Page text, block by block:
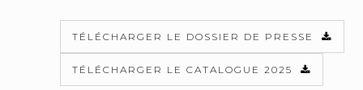
TÉLÉCHARGER LE DOSSIER DE PRESSE
TÉLÉCHARGER LE CATALOGUE 2025